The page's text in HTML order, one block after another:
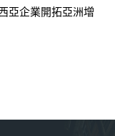
亞企業開拓亞洲增